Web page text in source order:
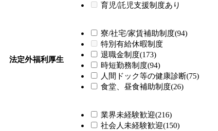
育児/託児支援制度あり
法定外福利厚生
寮/社宅/家賃補助制度(94)
特別有給休暇制度
退職金制度(173)
時短勤務制度(94)
人間ドック等の健康診断(75)
食堂、昼食補助制度(26)
業界未経験歓迎(216)
社会人未経験歓迎(150)